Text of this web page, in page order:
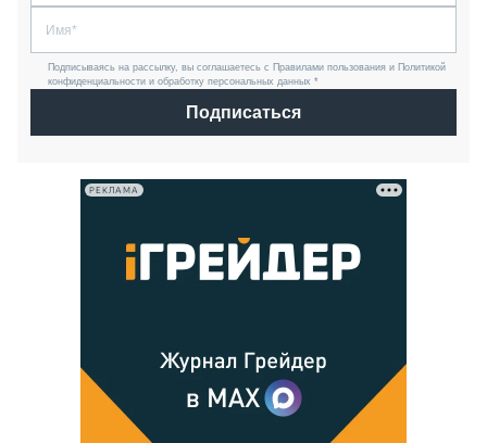
Подписываясь на рассылку, вы соглашаетесь с Правилами пользования и Политикой
конфиденциальности и обработку персональных данных *
Подписаться
РЕКЛАМА